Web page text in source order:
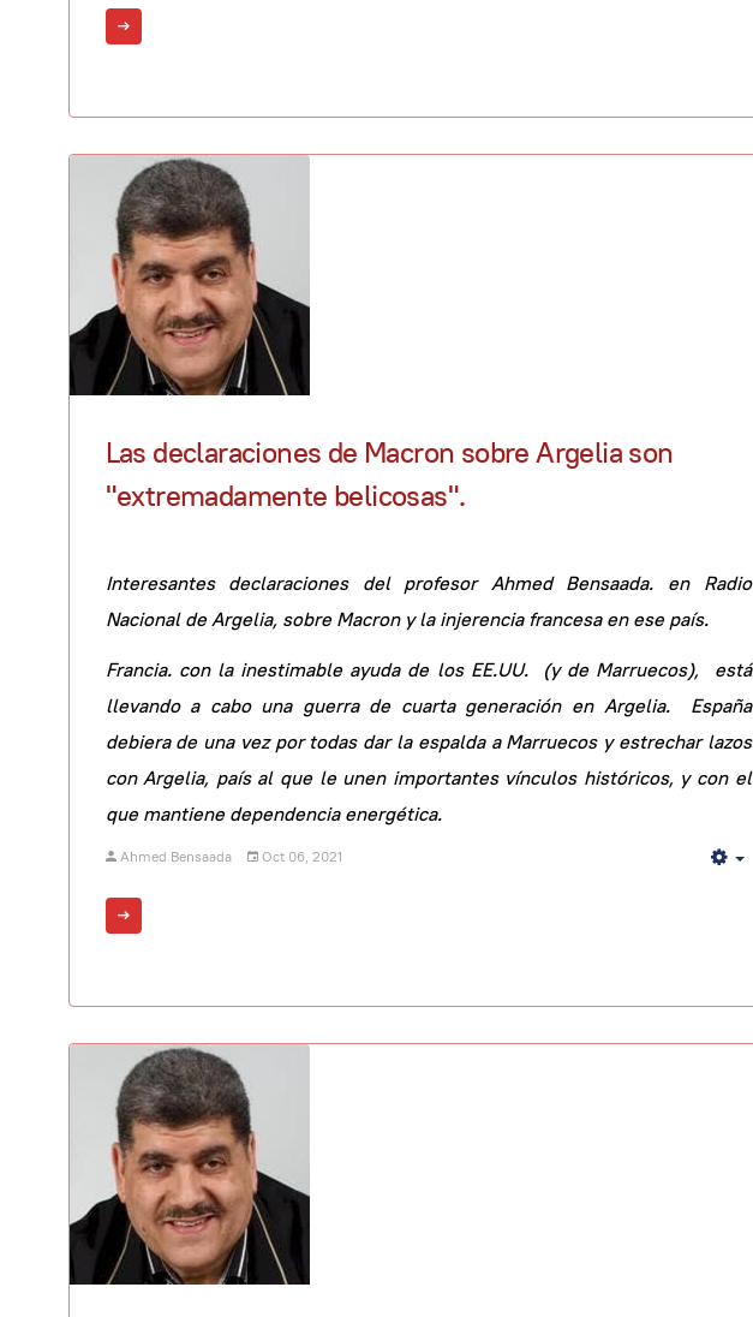
Las declaraciones de Macron sobre Argelia son
"extremadamente belicosas".
Interesantes declaraciones del profesor Ahmed Bensaada. en Radio
Nacional de Argelia, sobre Macron y la injerencia francesa en ese país.
Francia. con la inestimable ayuda de los EE.UU. (y de Marruecos), está
llevando a cabo una guerra de cuarta generación en Argelia. España
debiera de una vez por todas dar la espalda a Marruecos y estrechar lazos
con Argelia, país al que le unen importantes vínculos históricos, y con el
que mantiene dependencia energética.
Ahmed Bensaada Oct 06, 2021